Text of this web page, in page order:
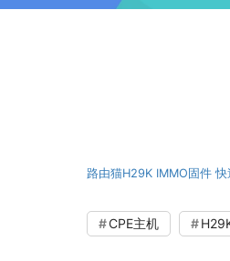
路由猫H29K IMMO固件
CPE主机